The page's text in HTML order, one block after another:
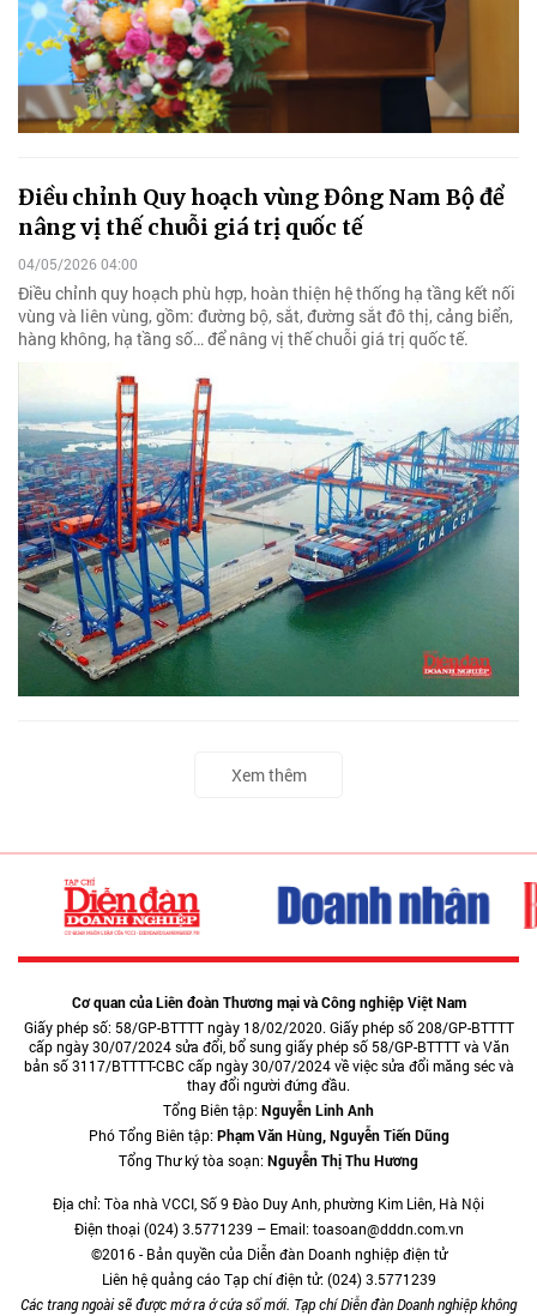
Điều chỉnh Quy hoạch vùng Đông Nam Bộ để
nâng vị thế chuỗi giá trị quốc tế
04/05/2026 04:00
Điều chỉnh quy hoạch phù hợp, hoàn thiện hệ thống hạ tầng kết nối
vùng và liên vùng, gồm: đường bộ, sắt, đường sắt đô thị, cảng biển,
hàng không, hạ tầng số… để nâng vị thế chuỗi giá trị quốc tế.
Xem thêm
Cơ quan của Liên đoàn Thương mại và Công nghiệp Việt Nam
Giấy phép số: 58/GP-BTTTT ngày 18/02/2020. Giấy phép số 208/GP-BTTTT
cấp ngày 30/07/2024 sửa đổi, bổ sung giấy phép số 58/GP-BTTTT và Văn
bản số 3117/BTTTT-CBC cấp ngày 30/07/2024 về việc sửa đổi măng séc và
thay đổi người đứng đầu.
Tổng Biên tập:Nguyễn Linh Anh
Phó Tổng Biên tập:Phạm Văn Hùng, Nguyễn Tiến Dũng
Tổng Thư ký tòa soạn:Nguyễn Thị Thu Hương
Địa chỉ: Tòa nhà VCCI, Số 9 Đào Duy Anh, phường Kim Liên, Hà Nội
Điện thoại (024) 3.5771239 – Email: toasoan@dddn.com.vn
©2016 - Bản quyền của Diễn đàn Doanh nghiệp điện tử
Liên hệ quảng cáo Tạp chí điện tử: (024) 3.5771239
Các trang ngoài sẽ được mở ra ở cửa sổ mới. Tạp chí Diễn đàn Doanh nghiệp không